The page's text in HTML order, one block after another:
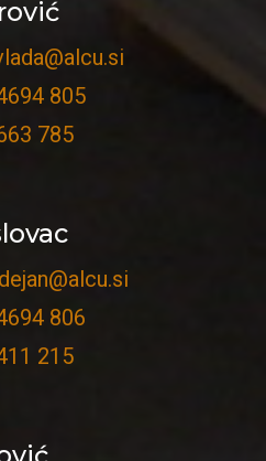
805
785
806
215